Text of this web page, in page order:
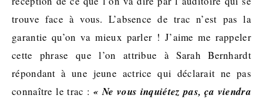
trouve face à vous. L’absence de trac n’est pas la
garantie qu’on va mieux parler ! J’aime me rappeler
cette phrase que l’on attribue à Sarah Bernhardt
répondant à une jeune actrice qui déclarait ne pas
connaître le trac : « Ne vous inquiétez pas, ça viendra